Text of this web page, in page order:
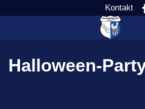
Kontakt
Verein
Halloween-